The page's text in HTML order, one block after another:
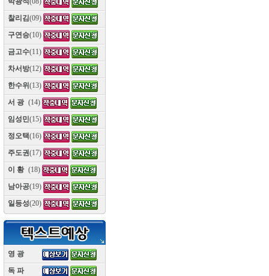
찰리김(09)
구연승(10)
금고수(11)
차서방(12)
한수위 (13)
서 광 (14)
임성민(15)
정오택(16)
주도권(17)
이 황 (18)
남아공(19)
일등성(20)
영 광
독 파